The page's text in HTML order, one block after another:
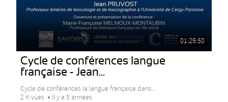
01:29:50
Cycle de conférences langue
française - Jean...
Cycle de conférences la langue française dans...
2 K vues
Il y a 5 années